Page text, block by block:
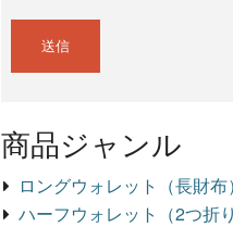
商品ジャンル
ロングウォレット（長財布）
ハーフウォレット（2つ折り